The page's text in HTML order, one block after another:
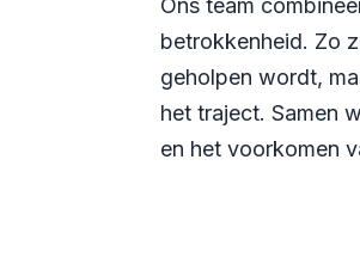
betrokkenheid. Zo
geholpen wordt,
het traject. Samen
en het voorkomen